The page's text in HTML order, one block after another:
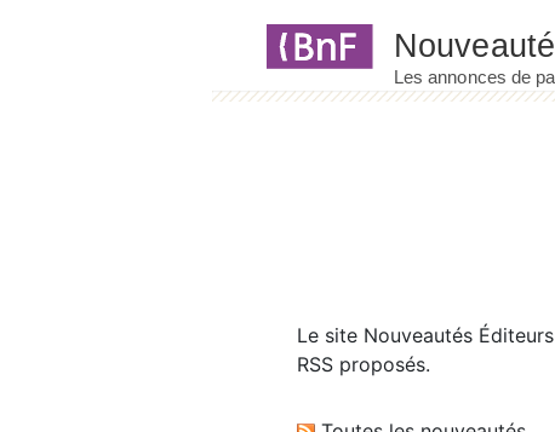
Le site Nouveautés Éditeurs
RSS proposés.